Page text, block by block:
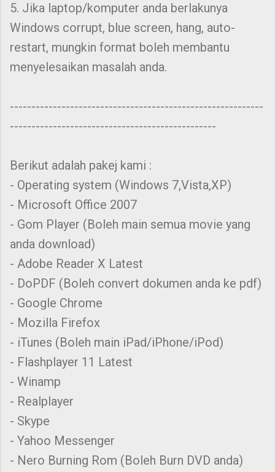
5. Jika laptop/komputer anda berlakunya
Windows corrupt, blue screen, hang, auto-
restart, mungkin format boleh membantu
menyelesaikan masalah anda.
-----------------------------------------------------------
------------------------------------------------
Berikut adalah pakej kami :
- Operating system (Windows 7,Vista,XP)
- Microsoft Office 2007
- Gom Player (Boleh main semua movie yang
anda download)
- Adobe Reader X Latest
- DoPDF (Boleh convert dokumen anda ke pdf)
- Google Chrome
- Mozilla Firefox
- iTunes (Boleh main iPad/iPhone/iPod)
- Flashplayer 11 Latest
- Winamp
- Realplayer
- Skype
- Yahoo Messenger
- Nero Burning Rom (Boleh Burn DVD anda)